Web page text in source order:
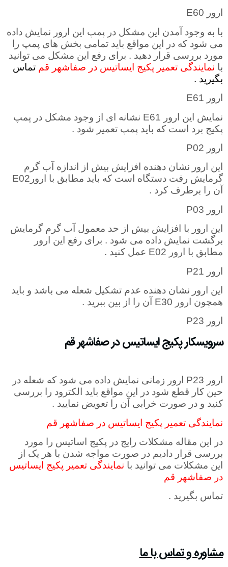
ارور E60
با به وجود آمدن این مشکل در پمپ این ارور نمایش داده
می شود که در این مواقع باید تمامی بخش های پمپ را
مورد بررسی قرار دهید . برای رفع این مشکل می توانید
با نمایندگی تعمیر پکیج ایساتیس در صفاشهر قم تماس
بگیرید .
ارور E61
نمایش این ارور E61 نشانه ای از وجود مشکل در پمپ
پکیج برد است که باید پمپ تعمیر شود .
ارور P02
این ارور نشان دهنده افزایش بیش از اندازه آب گرم
گرمایش رفت دستگاه است که باید مطابق با ارور E02
آن را برطرف کرد .
ارور P03
این ارور با افزایش بیش از حد معمول آب گرم گرمایش
برگشت نمایش داده می شود . برای رفع این ارور
مطابق با ارور E02 عمل کنید .
ارور P21
این ارور نشان دهنده عدم تشکیل شعله می باشد و باید
همچون ارور E30 آن را از بین ببرید .
ارور P23
سرویسکار پکیج ایساتیس در صفاشهر قم
ارور P23 ارور زمانی نمایش داده می شود که شعله در
حین کار قطع شود در این مواقع باید الکترود را بررسی
کنید و در صورت خرابی آن را تعویض نمایید .
نمایندگی تعمیر پکیج ایساتیس در صفاشهر قم
در این مقاله مشکلات رایج در پکیج اساتیس را مورد
بررسی قرار دادیم در صورت مواجه شدن با هر یک از
این مشکلات می توانید با نمایندگی تعمیر پکیج ایساتیس
در صفاشهر قم
تماس بگیرید .
مشاوره و تماس با ما